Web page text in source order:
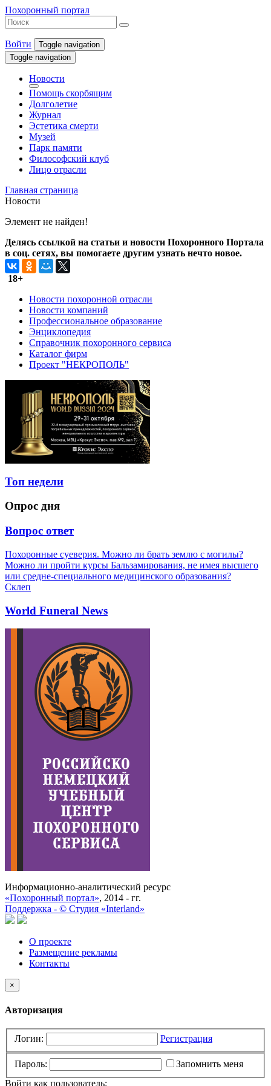
Похоронный портал
Войти
Toggle navigation
Toggle navigation
Новости
Помощь скорбящим
Долголетие
Журнал
Эстетика смерти
Музей
Парк памяти
Философский клуб
Лицо отрасли
Главная страница
Новости
Элемент не найден!
Делясь ссылкой на статьи и новости Похоронного Портала
в соц. сетях, вы помогаете другим узнать нечто новое.
18+
Новости похоронной отрасли
Новости компаний
Профессиональное образование
Энциклопедия
Справочник похоронного сервиса
Каталог фирм
Проект "НЕКРОПОЛЬ"
Топ недели
Опрос дня
Вопрос ответ
Похоронные суеверия. Можно ли брать землю с могилы?
Можно ли пройти курсы Бальзамирования, не имея высшего
или средне-специального медицинского образования?
Склеп
World Funeral News
Информационно-аналитический ресурс
«Похоронный портал», 2014 - гг.
Поддержка - © Cтудия «Interland»
О проекте
Размещение рекламы
Контакты
×
Авторизация
Логин: Регистрация
Пароль:
Запомнить меня
Войти как пользователь: